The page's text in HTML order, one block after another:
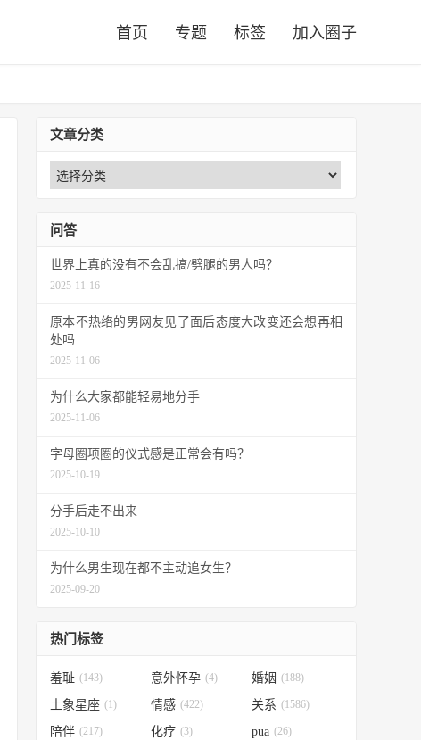
首页 专题 标签 加入圈子
文章分类
问答
世界上真的没有不会乱搞/劈腿的男人吗？
2025-11-16
原本不热络的男网友见了面后态度大改变还会想再相
处吗
2025-11-06
为什么大家都能轻易地分手
2025-11-06
字母圈项圈的仪式感是正常会有吗？
2025-10-19
分手后走不出来
2025-10-10
为什么男生现在都不主动追女生？
2025-09-20
热门标签
羞耻 (143) 意外怀孕 (4) 婚姻 (188)
土象星座 (1) 情感 (422) 关系 (1586)
陪伴 (217) 化疗 (3) pua (26)